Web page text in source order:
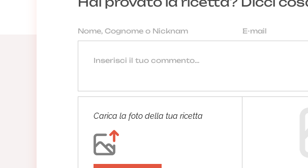
Carica la foto della tua ricetta